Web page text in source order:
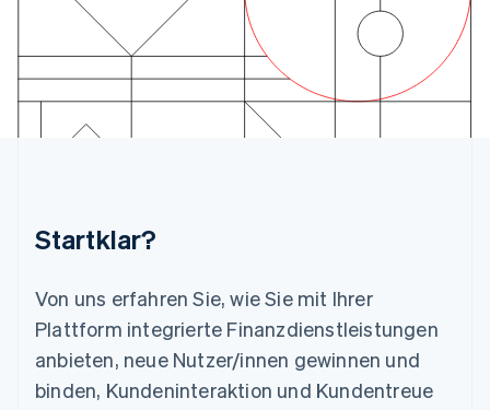
Startklar?
Von uns erfahren Sie, wie Sie mit Ihrer
Plattform integrierte Finanzdienstleistungen
anbieten, neue Nutzer/innen gewinnen und
binden, Kundeninteraktion und Kundentreue
Kroatien
EnglishItaliano
Lettland
English
Liechtenstein
Deutsch
Malaysia
English简体中文
English
Mexiko
Español
Neuseeland
English